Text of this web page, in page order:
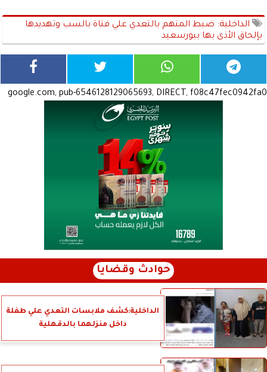
الداخلية: ضبط المتهم بالتعدي علي فتاة بالسب وتهديدها
بإلحاق الأذى بها ببورسعيد
google.com, pub-6546128129065693, DIRECT, f08c47fec0942fa0
حوادث وقضايا
الداخلية:كشف ملابسات التعدي علي طفلة
داخل منزلهما بالدقهلية